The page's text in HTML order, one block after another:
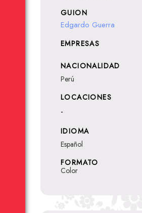
GUION
Edgardo Guerra
EMPRESAS
NACIONALIDAD
Perú
LOCACIONES
-
IDIOMA
Español
FORMATO
Color